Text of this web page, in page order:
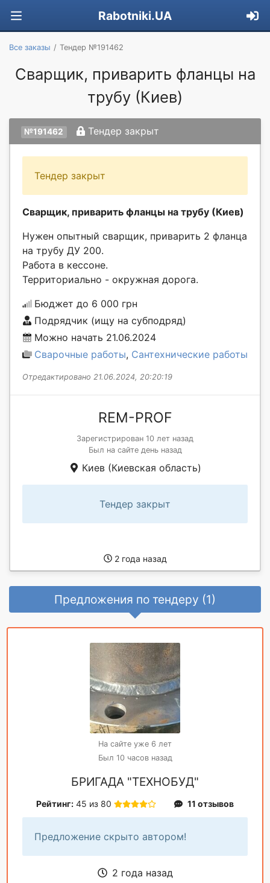
Rabotniki.UA
Все заказы Тендер №191462
Сварщик, приварить фланцы на
трубу (Киев)
№191462 Тендер закрыт
Тендер закрыт
Сварщик, приварить фланцы на трубу (Киев)
Нужен опытный сварщик, приварить 2 фланца
на трубу ДУ 200.
Работа в кессоне.
Территориально - окружная дорога.
Бюджет до 6 000 грн
Подрядчик (ищу на субподряд)
Можно начать 21.06.2024
Сварочные работы, Сантехнические работы
Отредактировано 21.06.2024, 20:20:19
REM-PROF
Зарегистрирован 10 лет назад
Был на сайте день назад
Киев (Киевская область)
Тендер закрыт
2 года назад
Предложения по тендеру (1)
На сайте уже 6 лет
Был 10 часов назад
БРИГАДА "ТЕХНОБУД"
Рейтинг: 45 из 80 11 отзывов
Предложение скрыто автором!
2 года назад